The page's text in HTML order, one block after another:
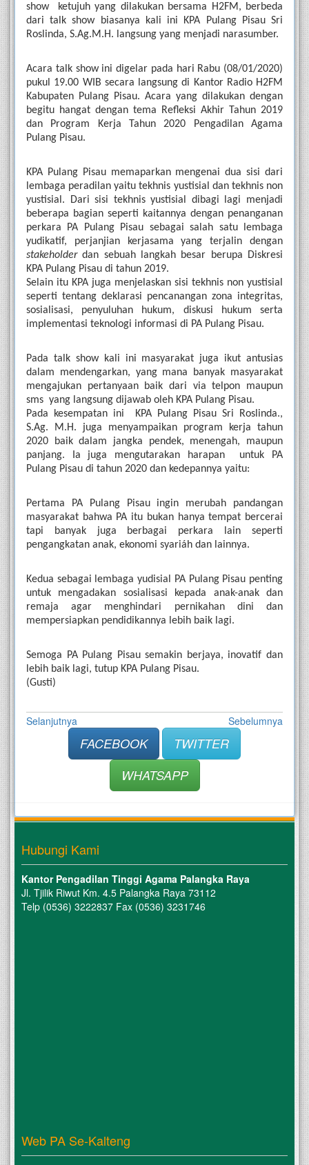
show  ketujuh yang dilakukan bersama H2FM, berbeda
dari talk show biasanya kali ini KPA Pulang Pisau Sri
Roslinda, S.Ag.M.H. langsung yang menjadi narasumber.
Acara talk show ini digelar pada hari Rabu (08/01/2020)
pukul 19.00 WIB secara langsung di Kantor Radio H2FM
Kabupaten Pulang Pisau. Acara yang dilakukan dengan
begitu hangat dengan tema Refleksi Akhir Tahun 2019
dan Program Kerja Tahun 2020 Pengadilan Agama
Pulang Pisau.
KPA Pulang Pisau memaparkan mengenai dua sisi dari
lembaga peradilan yaitu tekhnis yustisial dan tekhnis non
yustisial. Dari sisi tekhnis yustisial dibagi lagi menjadi
beberapa bagian seperti kaitannya dengan penanganan
perkara PA Pulang Pisau sebagai salah satu lembaga
stakeholder dan sebuah langkah besar berupa Diskresi
KPA Pulang Pisau di tahun 2019.
Selain itu KPA juga menjelaskan sisi tekhnis non yustisial
seperti tentang deklarasi pencanangan zona integritas,
sosialisasi, penyuluhan hukum, diskusi hukum serta
implementasi teknologi informasi di PA Pulang Pisau.
Pada talk show kali ini masyarakat juga ikut antusias
dalam mendengarkan, yang mana banyak masyarakat
mengajukan pertanyaan baik dari via telpon maupun
sms  yang langsung dijawab oleh KPA Pulang Pisau.
Pada kesempatan ini  KPA Pulang Pisau Sri Roslinda.,
S.Ag. M.H. juga menyampaikan program kerja tahun
2020 baik dalam jangka pendek, menengah, maupun
panjang. Ia juga mengutarakan harapan  untuk PA
Pulang Pisau di tahun 2020 dan kedepannya yaitu:
Pertama PA Pulang Pisau ingin merubah pandangan
masyarakat bahwa PA itu bukan hanya tempat bercerai
tapi banyak juga berbagai perkara lain seperti
pengangkatan anak, ekonomi syariáh dan lainnya.
Kedua sebagai lembaga yudisial PA Pulang Pisau penting
untuk mengadakan sosialisasi kepada anak-anak dan
remaja agar menghindari pernikahan dini dan
mempersiapkan pendidikannya lebih baik lagi.
Semoga PA Pulang Pisau semakin berjaya, inovatif dan
lebih baik lagi, tutup KPA Pulang Pisau.
(Gusti)
Selanjutnya Sebelumnya
FACEBOOK
TWITTER
WHATSAPP
Hubungi Kami
Kantor Pengadilan Tinggi Agama Palangka Raya
Jl. Tjilik Riwut Km. 4.5 Palangka Raya 73112
Telp (0536) 3222837 Fax (0536) 3231746
Web PA Se-Kalteng